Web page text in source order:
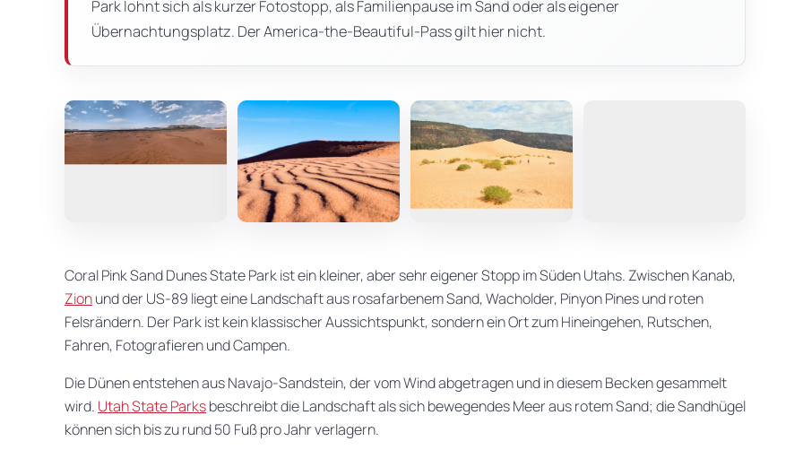
Park lohnt sich als kurzer Fotostopp, als Familienpause im Sand oder als eigener
Übernachtungsplatz. Der America-the-Beautiful-Pass gilt hier nicht.
Coral Pink Sand Dunes State Park ist ein kleiner, aber sehr eigener Stopp im Süden Utahs. Zwischen Kanab,
Zionund der US-89 liegt eine Landschaft aus rosafarbenem Sand, Wacholder, Pinyon Pines und roten
Felsrändern. Der Park ist kein klassischer Aussichtspunkt, sondern ein Ort zum Hineingehen, Rutschen,
Fahren, Fotografieren und Campen.
Die Dünen entstehen aus Navajo-Sandstein, der vom Wind abgetragen und in diesem Becken gesammelt
wird. Utah State Parksbeschreibt die Landschaft als sich bewegendes Meer aus rotem Sand; die Sandhügel
können sich bis zu rund 50 Fuß pro Jahr verlagern.